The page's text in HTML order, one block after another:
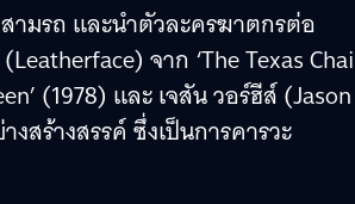
มรถ และนำตัวละครฆาตกรต่อ
จาก ‘The Texas
(1978) และ เจสัน วอร์ฮีส์ (Jason
สร้างสรรค์ ซึ่งเป็นการคารวะ